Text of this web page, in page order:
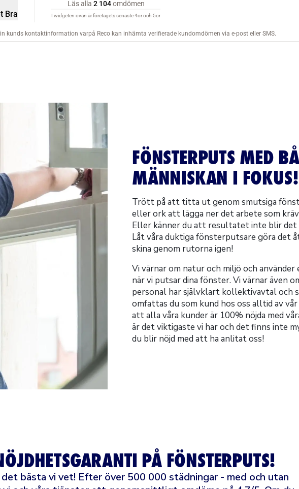
FÖNSTERPUTS MED
MÄNNISKAN I FOKUS!
Trött på att titta ut genom smutsiga
eller ork att lägga ner det arbete som
Eller känner du att resultatet inte blir det
Låt våra duktiga fönsterputsare göra det
skina genom rutorna igen!
Vi värnar om natur och miljö och
när vi putsar dina fönster. Vi värnar även
personal har självklart kollektivavtal och
omfattas du som kund hos oss alltid av
att alla våra kunder är 100% nöjda med
är det viktigaste vi har och det finns inte
du blir nöjd med att ha anlitat oss!
PÅ FÖNSTERPUTS!
bästa vi vet! Efter över 500 000 städningar - med och utan